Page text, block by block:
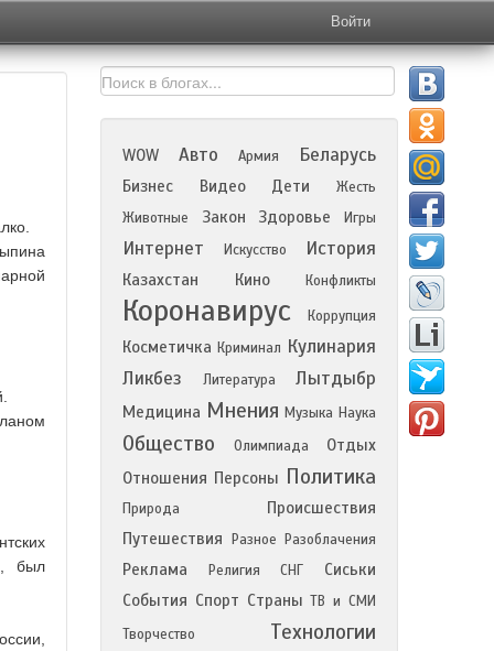
Войти
был
WOW Авто Армия Беларусь
Бизнес Видео Дети
Жесть
Животные
Закон Здоровье Игры
Интернет Искусство История
Казахстан Кино Конфликты
Коронавирус Коррупция
Косметичка Криминал Кулинария
Ликбез
Литература Лытдыбр
Медицина Мнения Музыка Наука
Общество Олимпиада
Отдых
Отношения Персоны Политика
Природа
Происшествия
Путешествия
Разное Разоблачения
Реклама Религия СНГ
Сиськи
События Спорт Страны ТВ и СМИ
Творчество
Технологии